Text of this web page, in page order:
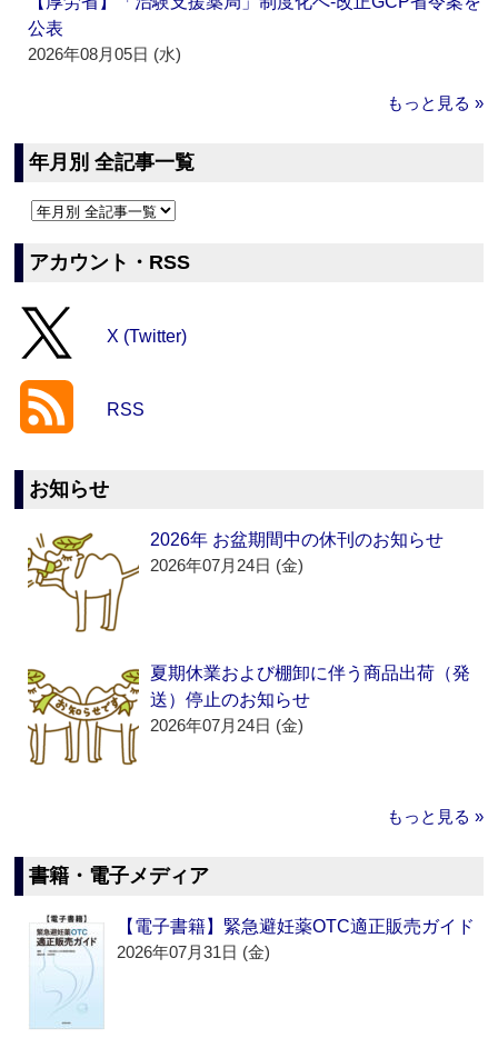
公表
2026年08月05日 (水)
もっと見る »
年月別 全記事一覧
アカウント・RSS
X (Twitter)
RSS
お知らせ
2026年 お盆期間中の休刊のお知らせ
2026年07月24日 (金)
夏期休業および棚卸に伴う商品出荷（発
送）停止のお知らせ
2026年07月24日 (金)
もっと見る »
書籍・電子メディア
【電子書籍】緊急避妊薬OTC適正販売ガイド
2026年07月31日 (金)